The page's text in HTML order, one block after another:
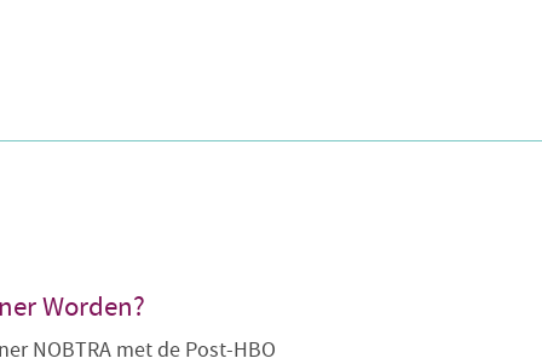
Worden?
NOBTRA met de Post-HBO